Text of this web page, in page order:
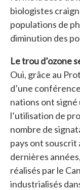
biologistes
populations de
diminution des
Le trou d’ozone
Oui, grâce au
d’une
nations ont
l’utilisation de
nombre de
pays ont souscrit
dernières
réalisés par le
industrialisés